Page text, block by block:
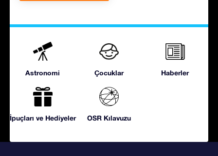
Astronomi Çocuklar Haberler
İpuçları ve Hediyeler OSR Kılavuzu